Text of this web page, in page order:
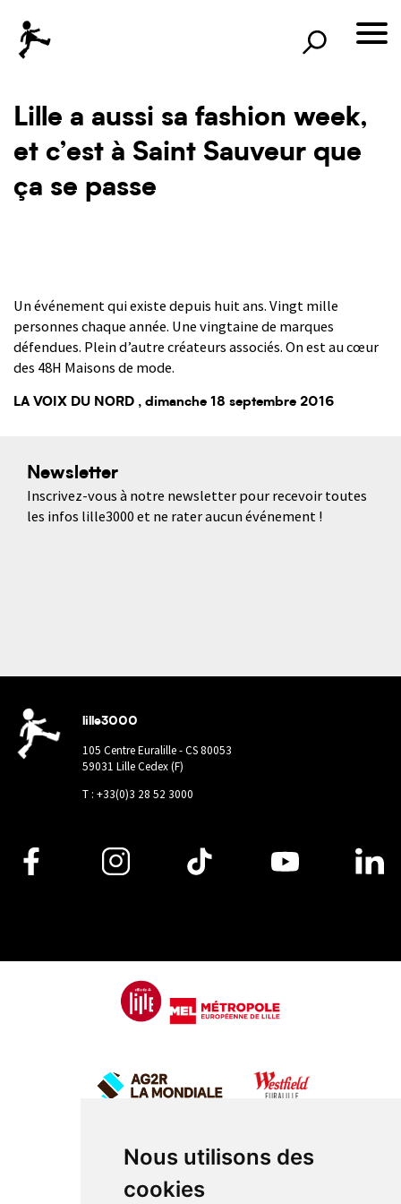
Nous utilisons des
cookies
le voyage continue
Rechercher ×
Lille a aussi sa fashion week,
et c’est à Saint Sauveur que
ça se passe
Un événement qui existe depuis huit ans. Vingt mille
personnes chaque année. Une vingtaine de marques
défendues. Plein d’autre créateurs associés. On est au cœur
des 48H Maisons de mode.
LA VOIX DU NORD , dimanche 18 septembre 2016
Newsletter
Inscrivez-vous à notre newsletter pour recevoir toutes
les infos lille3000 et ne rater aucun événement !
lille3000
105 Centre Euralille - CS 80053
59031 Lille Cedex (F)
T : +33(0)3 28 52 3000